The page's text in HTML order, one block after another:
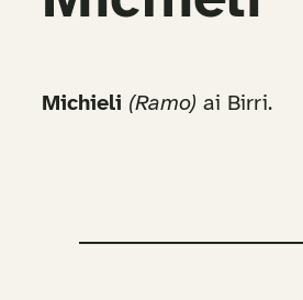
Michieli (Ramo) ai Birri.